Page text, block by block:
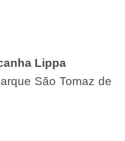
Lippa
São Tomaz de